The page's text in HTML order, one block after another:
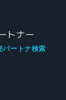
トナー
パートナ検索